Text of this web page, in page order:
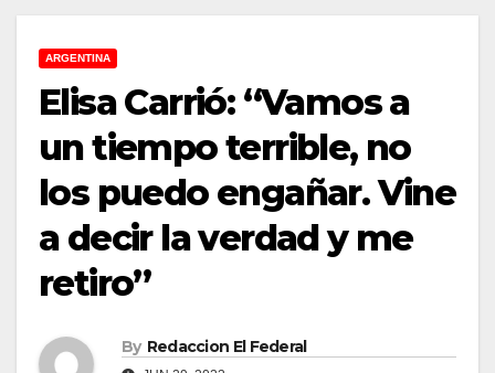
ARGENTINA
Elisa Carrió: “Vamos a
un tiempo terrible, no
los puedo engañar. Vine
a decir la verdad y me
retiro”
By Redaccion El Federal